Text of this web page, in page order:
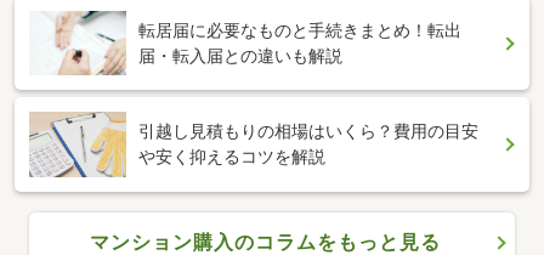
転居届に必要なものと手続きまとめ！転出
届・転入届との違いも解説
引越し見積もりの相場はいくら？費用の目安
や安く抑えるコツを解説
マンション購入のコラムをもっと見る